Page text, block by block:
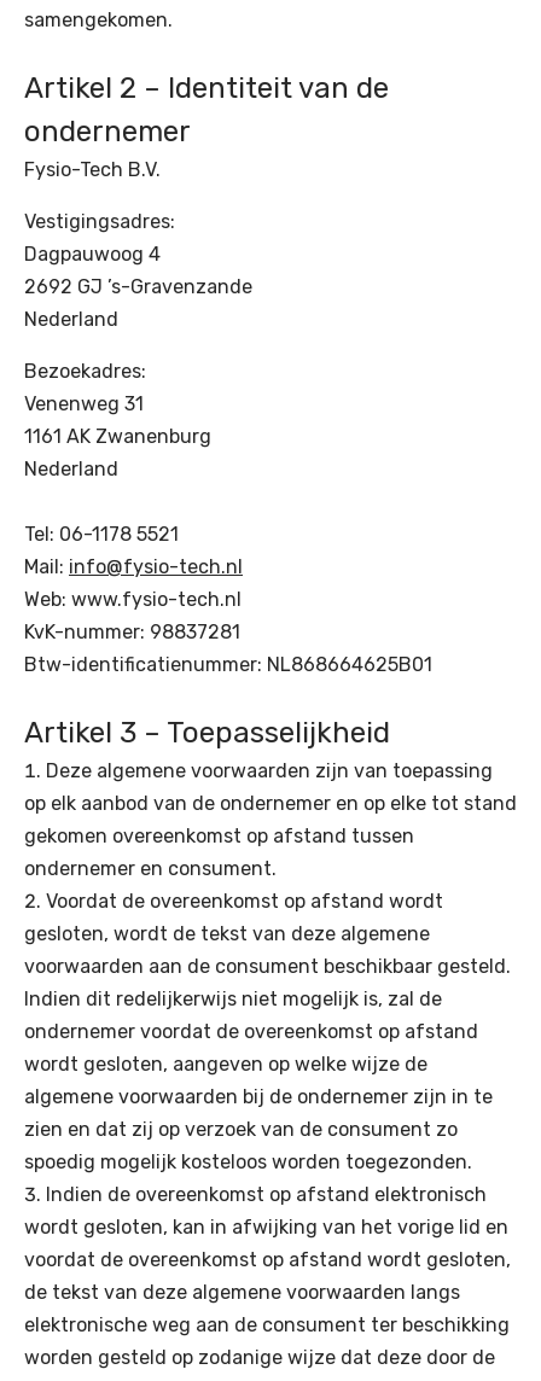
samengekomen.
Artikel 2 – Identiteit van de
ondernemer
Fysio-Tech B.V.
Vestigingsadres:
Dagpauwoog 4
2692 GJ ’s-Gravenzande
Nederland
Bezoekadres:
Venenweg 31
1161 AK Zwanenburg
Nederland
Tel: 06-1178 5521
Mail: info@fysio-tech.nl
Web: www.fysio-tech.nl
KvK-nummer: 98837281
Btw-identificatienummer: NL868664625B01
Artikel 3 – Toepasselijkheid
Deze algemene voorwaarden zijn van toepassing
op elk aanbod van de ondernemer en op elke tot stand
gekomen overeenkomst op afstand tussen
ondernemer en consument.
Voordat de overeenkomst op afstand wordt
gesloten, wordt de tekst van deze algemene
voorwaarden aan de consument beschikbaar gesteld.
Indien dit redelijkerwijs niet mogelijk is, zal de
ondernemer voordat de overeenkomst op afstand
wordt gesloten, aangeven op welke wijze de
algemene voorwaarden bij de ondernemer zijn in te
zien en dat zij op verzoek van de consument zo
spoedig mogelijk kosteloos worden toegezonden.
Indien de overeenkomst op afstand elektronisch
wordt gesloten, kan in afwijking van het vorige lid en
voordat de overeenkomst op afstand wordt gesloten,
de tekst van deze algemene voorwaarden langs
elektronische weg aan de consument ter beschikking
worden gesteld op zodanige wijze dat deze door de